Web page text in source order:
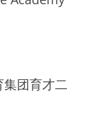
团育才二